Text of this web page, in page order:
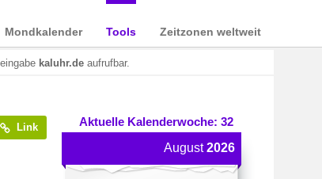
Mondkalender Tools Zeitzonen weltweit
kaluhr.de aufrufbar.
Link
Aktuelle Kalenderwoche: 32
August2026